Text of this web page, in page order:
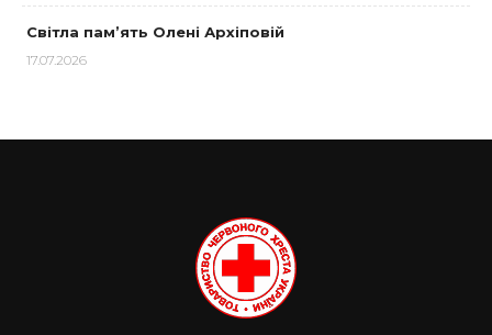
Світла пам’ять Олені Архіповій
17.07.2026